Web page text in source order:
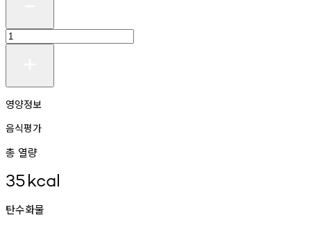
영양정보
음식평가
총 열량
35kcal
탄수화물